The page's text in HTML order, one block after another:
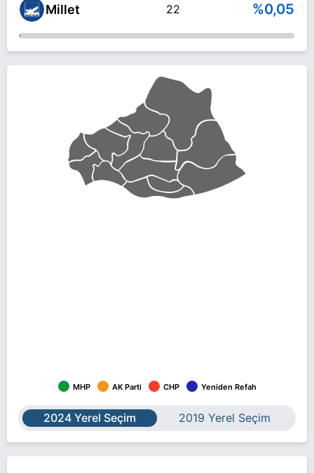
Millet 22 %0,05
MHP AK Parti CHP Yeniden Refah
2024 Yerel Seçim 2019 Yerel Seçim